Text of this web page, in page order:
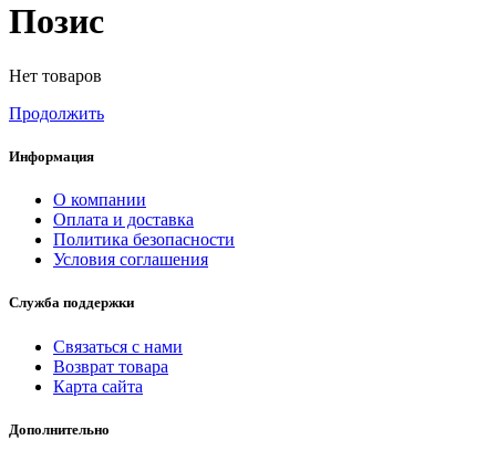
Позис
Нет товаров
Продолжить
Информация
О компании
Оплата и доставка
Политика безопасности
Условия соглашения
Служба поддержки
Связаться с нами
Возврат товара
Карта сайта
Дополнительно